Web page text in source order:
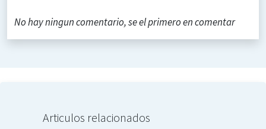
No hay ningun comentario, se el primero en comentar
Articulos relacionados